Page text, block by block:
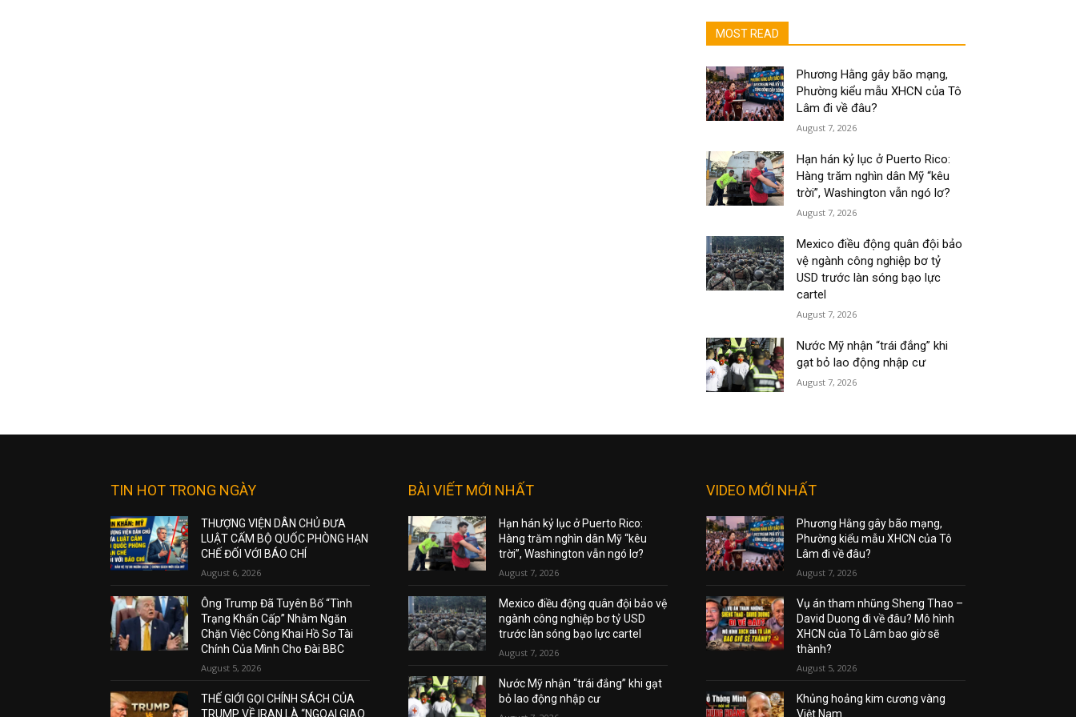
MOST READ
Phương Hằng gây bão mạng,
Phường kiểu mẫu XHCN của Tô
Lâm đi về đâu?
August 7, 2026
Hạn hán kỷ lục ở Puerto Rico:
Hàng trăm nghìn dân Mỹ “kêu
trời”, Washington vẫn ngó lơ?
August 7, 2026
Mexico điều động quân đội bảo
vệ ngành công nghiệp bơ tỷ
USD trước làn sóng bạo lực
cartel
August 7, 2026
Nước Mỹ nhận “trái đắng” khi
gạt bỏ lao động nhập cư
August 7, 2026
TIN HOT TRONG NGÀY
THƯỢNG VIỆN DÂN CHỦ ĐƯA
LUẬT CẤM BỘ QUỐC PHÒNG HẠN
CHẾ ĐỐI VỚI BÁO CHÍ
August 6, 2026
Ông Trump Đã Tuyên Bố “Tình
Trạng Khẩn Cấp” Nhằm Ngăn
Chặn Việc Công Khai Hồ Sơ Tài
Chính Của Mình Cho Đài BBC
August 5, 2026
THẾ GIỚI GỌI CHÍNH SÁCH CỦA
TRUMP VỀ IRAN LÀ “NGOẠI GIAO
BÀI VIẾT MỚI NHẤT
Hạn hán kỷ lục ở Puerto Rico:
Hàng trăm nghìn dân Mỹ “kêu
trời”, Washington vẫn ngó lơ?
August 7, 2026
Mexico điều động quân đội bảo vệ
ngành công nghiệp bơ tỷ USD
trước làn sóng bạo lực cartel
August 7, 2026
Nước Mỹ nhận “trái đắng” khi gạt
bỏ lao động nhập cư
VIDEO MỚI NHẤT
Phương Hằng gây bão mạng,
Phường kiểu mẫu XHCN của Tô
Lâm đi về đâu?
August 7, 2026
Vụ án tham nhũng Sheng Thao –
David Duong đi về đâu? Mô hình
XHCN của Tô Lâm bao giờ sẽ
thành?
August 5, 2026
Khủng hoảng kim cương vàng
Việt Nam